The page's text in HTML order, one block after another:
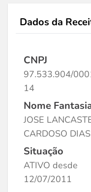
Dados da
CNPJ
97.533.904/
14
Nome
JOSE
CARDOSO DIAS
Situação
ATIVO desde
12/07/2011